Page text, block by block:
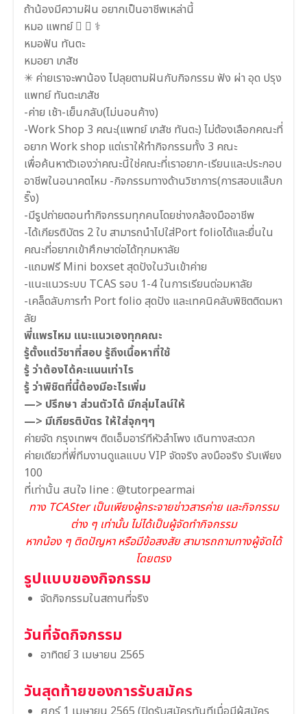
ถ้าน้องมีความฝัน อยากเป็นอาชีพเหล่านี้
หมอ แพทย์ ‍⚕ ‍⚕ ‍⚕️
หมอฟัน ทันตะ
หมอยา เภสัช
✳ ค่ายเราจะพาน้อง ไปลุยตามฝันกับกิจกรรม ฟัง ผ่า อุด ปรุง
แพทย์ ทันตะเภสัช
-ค่าย เช้า-เย็นกลับ(ไม่นอนค้าง)
-Work Shop 3 คณะ(แพทย์ เภสัช ทันตะ) ไม่ต้องเลือกคณะที่
อยาก Work shop แต่เราให้ทำกิจกรรมทั้ง 3 คณะ
เพื่อค้นหาตัวเองว่าคณะนี้ใช่คณะที่เราอยาก-เรียนและประกอบ
อาชีพในอนาคตไหม -กิจกรรมทางด้านวิชาการ(การสอบแล๊บก
ริ๊ง)
-มีรูปถ่ายตอนทำกิจกรรมทุกคนโดยช่างกล้องมืออาชีพ
-ได้เกียรติบัตร 2 ใบ สามารถนำไปใส่Port folioได้และยื่นใน
คณะที่อยากเข้าศึกษาต่อได้ทุกมหาลัย
-แถมฟรี Mini boxset สุดปังในวันเข้าค่าย
-แนะแนวระบบ TCAS รอบ 1-4 ในการเรียนต่อมหาลัย
-เคล็ดลับการทำ Port folio สุดปัง และเทคนิคลับพิชิตติดมหา
ลัย
พี่แพรไหม แนะแนวเองทุกคณะ
รู้ตั้งแต่วิชาที่สอบ รู้ถึงเนื้อหาที่ใช้
รู้ ว่าต้องได้คะแนนเท่าไร
รู้ ว่าพิชิตที่นี้ต้องมีอะไรเพิ่ม
—> ปรึกษา ส่วนตัวได้ มีกลุ่มไลน์ให้
—> มีเกียรติบัตร ให้ใส่จุกๆๆ
ค่ายจัด กรุงเทพฯ ติดเอ็มอาร์ทีหัวลำโพง เดินทางสะดวก
ค่ายเดียวที่พี่ทีมงานดูแลแบบ VIP จัดจริง ลงมือจริง รับเพียง
100
ที่เท่านั้น สนใจ line : @tutorpearmai
ทาง TCASter เป็นเพียงผู้กระจายข่าวสารค่าย และกิจกรรม
ต่าง ๆ เท่านั้น ไม่ได้เป็นผู้จัดทำกิจกรรม
หากน้อง ๆ ติดปัญหา หรือมีข้อสงสัย สามารถถามทางผู้จัดได้
โดยตรง
รูปแบบของกิจกรรม
จัดกิจกรรมในสถานที่จริง
วันที่จัดกิจกรรม
อาทิตย์ 3 เมษายน 2565
วันสุดท้ายของการรับสมัคร